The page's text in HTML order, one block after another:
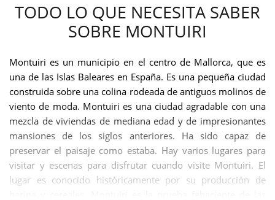
TODO LO QUE NECESITA SABER
SOBRE MONTUIRI
Montuiri es un municipio en el centro de Mallorca, que es
una de las Islas Baleares en España. Es una pequeña ciudad
construida sobre una colina rodeada de antiguos molinos de
viento de moda. Montuiri es una ciudad agradable con una
mezcla de viviendas de mediana edad y de impresionantes
mansiones de los siglos anteriores. Ha sido capaz de
preservar el paisaje como estaba. Hay varios lugares para
visitar y escenas para disfrutar cuando visite Montuiri. El
lugar es conocido históricamente por su producción de